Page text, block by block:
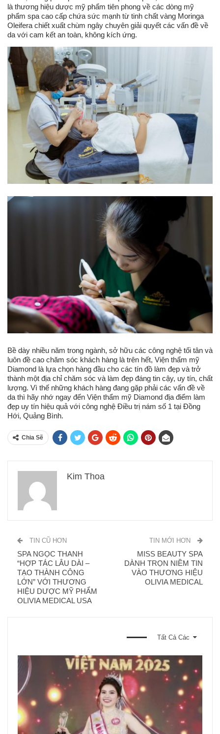
là thương hiệu dược mỹ phẩm tiên phong về các dòng mỹ
phẩm spa cao cấp chứa sức mạnh từ tinh chất vàng Moringa
Oleifera chiết xuất chùm ngây chuyên giải quyết các vấn đề về
da với cam kết an toàn, không kích ứng.
Bề dày nhiều năm trong ngành, sở hữu các công nghệ tối tân và
luôn đề cao chăm sóc khách hàng là trên hết, Viện thẩm mỹ
Diamond là lựa chọn hàng đầu cho các tín đồ làm đẹp và trở
thành một địa chỉ chăm sóc và làm đẹp đáng tin cậy, uy tín, chất
lượng. Vì thế những khách hàng đang gặp phải các vấn đề về
da thì hãy nhớ ngay đến Viện thẩm mỹ Diamond địa điểm làm
đẹp uy tín hiệu quả với công nghệ Điều trị nám số 1 tại Đồng
Hới, Quảng Bình.
Chia Sẽ
Kim Thoa
TIN CŨ HƠN
SPA NGỌC THANH
“HỢP TÁC LÂU DÀI –
TẠO THÀNH CÔNG
LỚN” VỚI THƯƠNG
HIỆU DƯỢC MỸ PHẨM
OLIVIA MEDICAL USA
TIN MỚI HƠN
MISS BEAUTY SPA
DÀNH TRỌN NIỀM TIN
VÀO THƯƠNG HIỆU
OLIVIA MEDICAL
Tất Cả Các